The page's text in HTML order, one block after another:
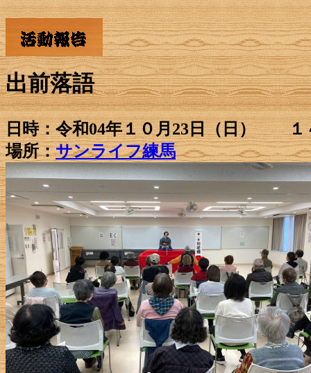
出前落語
日時：令和04年１０月23日（日）
場所：サンライフ練馬